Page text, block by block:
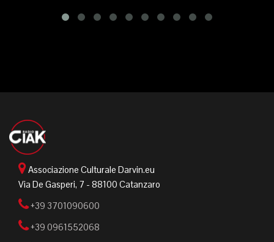
Associazione Culturale Darvin.eu
Via De Gasperi, 7 - 88100 Catanzaro
+39 3701090600
+39 0961552068